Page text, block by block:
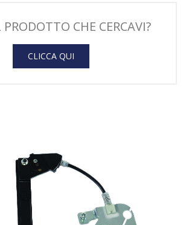
News & Eventi
Contatti
CHE CERCAVI?
CLICCA QUI